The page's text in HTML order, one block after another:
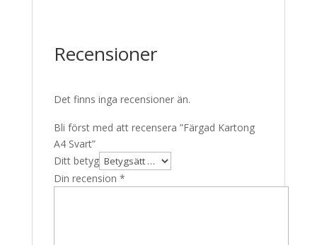
Recensioner
Det finns inga recensioner än.
Bli först med att recensera ”Färgad Kartong
A4 Svart”
Ditt betyg
Din recension *